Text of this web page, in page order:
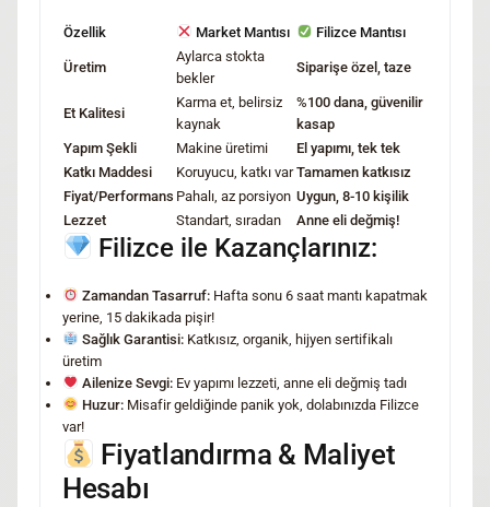
Özellik Market Mantısı Filizce Mantısı
Üretim
Aylarca stokta
bekler
Siparişe özel, taze
Et Kalitesi
Karma et, belirsiz
kaynak
%100 dana, güvenilir
kasap
Yapım Şekli
Makine üretimi
El yapımı, tek tek
Katkı Maddesi
Koruyucu, katkı var Tamamen katkısız
Fiyat/Performans Pahalı, az porsiyon Uygun, 8-10 kişilik
Lezzet
Standart, sıradan Anne eli değmiş!
Filizce ile Kazançlarınız:
Zamandan Tasarruf:Hafta sonu 6 saat mantı kapatmak
yerine, 15 dakikada pişir!
Sağlık Garantisi:Katkısız, organik, hijyen sertifikalı
üretim
Ailenize Sevgi:Ev yapımı lezzeti, anne eli değmiş tadı
Huzur:Misafir geldiğinde panik yok, dolabınızda Filizce
var!
Fiyatlandırma & Maliyet
Hesabı